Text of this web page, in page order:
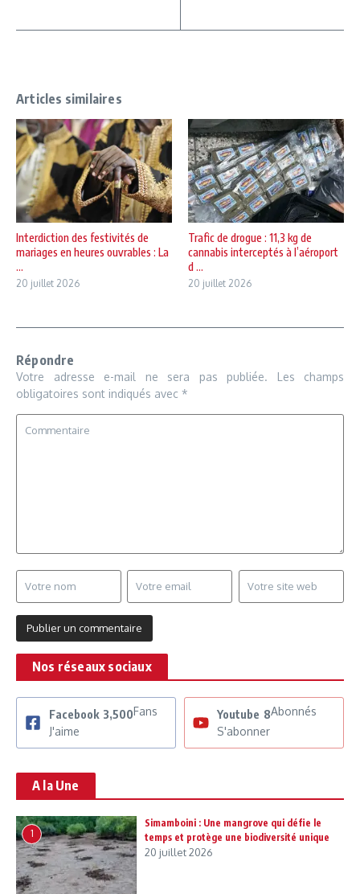
Articles similaires
Interdiction des festivités de
mariages en heures ouvrables : La
...
20 juillet 2026
Trafic de drogue : 11,3 kg de
cannabis interceptés à l’aéroport
d ...
20 juillet 2026
Répondre
Votre adresse e-mail ne sera pas publiée.
Les champs
obligatoires sont indiqués avec *
Nos réseaux sociaux
Facebook 3,500Fans
J'aime
Youtube 8Abonnés
S'abonner
A la Une
1
Simamboini : Une mangrove qui défie le
temps et protège une biodiversité unique
20 juillet 2026